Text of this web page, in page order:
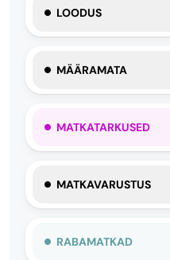
LOODUS
MÄÄRAMATA
MATKATARKUSED
MATKAVARUSTUS
RABAMATKAD